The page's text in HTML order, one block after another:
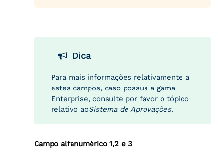
Dica
Para mais informações relativamente a
estes campos, caso possua a gama
Enterprise, consulte por favor o tópico
relativo aoSistema de Aprovações.
Campo alfanumérico 1,2 e 3